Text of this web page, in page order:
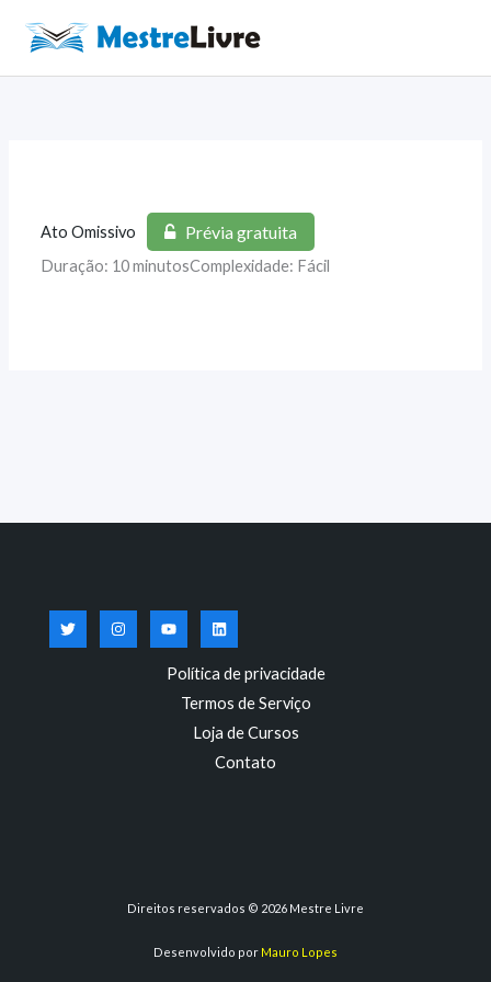
para
o
Ato Omissivo Prévia gratuita
Duração: 10 minutosComplexidade: Fácil
Política de privacidade
Termos de Serviço
Loja de Cursos
Contato
Direitos reservados © 2026 Mestre Livre
Desenvolvido por Mauro Lopes